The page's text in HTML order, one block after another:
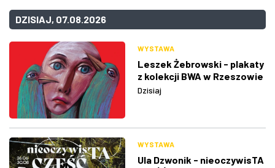
DZISIAJ, 07.08.2026
WYSTAWA
Leszek Żebrowski - plakaty
z kolekcji BWA w Rzeszowie
Dzisiaj
WYSTAWA
Ula Dzwonik - nieoczywisTA